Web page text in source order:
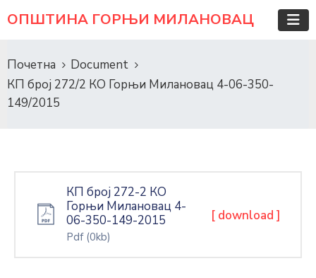
ОПШТИНА ГОРЊИ МИЛАНОВАЦ
Почетна
Document
КП број 272/2 КО Горњи Милановац 4-06-350-
149/2015
КП број 272-2 КО
Горњи Милановац 4-
06-350-149-2015
Pdf (0kb)
[ download ]